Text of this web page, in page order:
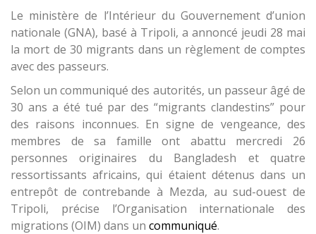
Le ministère de l’Intérieur du Gouvernement d’union
nationale (GNA), basé à Tripoli, a annoncé jeudi 28 mai
la mort de 30 migrants dans un règlement de comptes
avec des passeurs.
Selon un communiqué des autorités, un passeur âgé de
30 ans a été tué par des “migrants clandestins” pour
des raisons inconnues. En signe de vengeance, des
membres de sa famille ont abattu mercredi 26
personnes originaires du Bangladesh et quatre
ressortissants africains, qui étaient détenus dans un
entrepôt de contrebande à Mezda, au sud-ouest de
Tripoli, précise l’Organisation internationale des
migrations (OIM) dans un communiqué.